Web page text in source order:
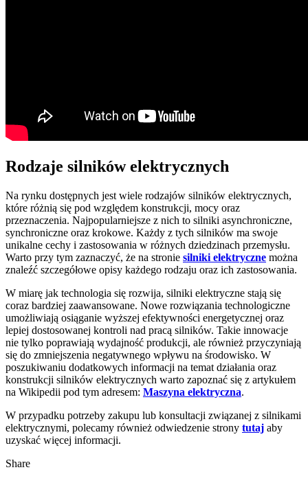
Rodzaje silników elektrycznych
Na rynku dostępnych jest wiele rodzajów silników elektrycznych,
które różnią się pod względem konstrukcji, mocy oraz
przeznaczenia. Najpopularniejsze z nich to silniki asynchroniczne,
synchroniczne oraz krokowe. Każdy z tych silników ma swoje
unikalne cechy i zastosowania w różnych dziedzinach przemysłu.
Warto przy tym zaznaczyć, że na stronie silniki elektryczne można
znaleźć szczegółowe opisy każdego rodzaju oraz ich zastosowania.
W miarę jak technologia się rozwija, silniki elektryczne stają się
coraz bardziej zaawansowane. Nowe rozwiązania technologiczne
umożliwiają osiąganie wyższej efektywności energetycznej oraz
lepiej dostosowanej kontroli nad pracą silników. Takie innowacje
nie tylko poprawiają wydajność produkcji, ale również przyczyniają
się do zmniejszenia negatywnego wpływu na środowisko. W
poszukiwaniu dodatkowych informacji na temat działania oraz
konstrukcji silników elektrycznych warto zapoznać się z artykułem
na Wikipedii pod tym adresem: Maszyna elektryczna.
W przypadku potrzeby zakupu lub konsultacji związanej z silnikami
elektrycznymi, polecamy również odwiedzenie strony tutaj aby
uzyskać więcej informacji.
Share